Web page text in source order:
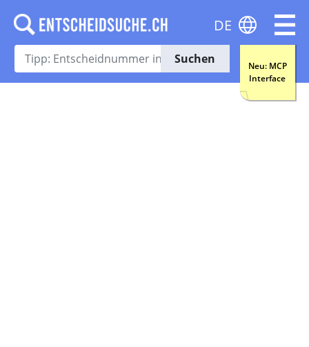
Suchen
Neu: MCP
Interface
DE